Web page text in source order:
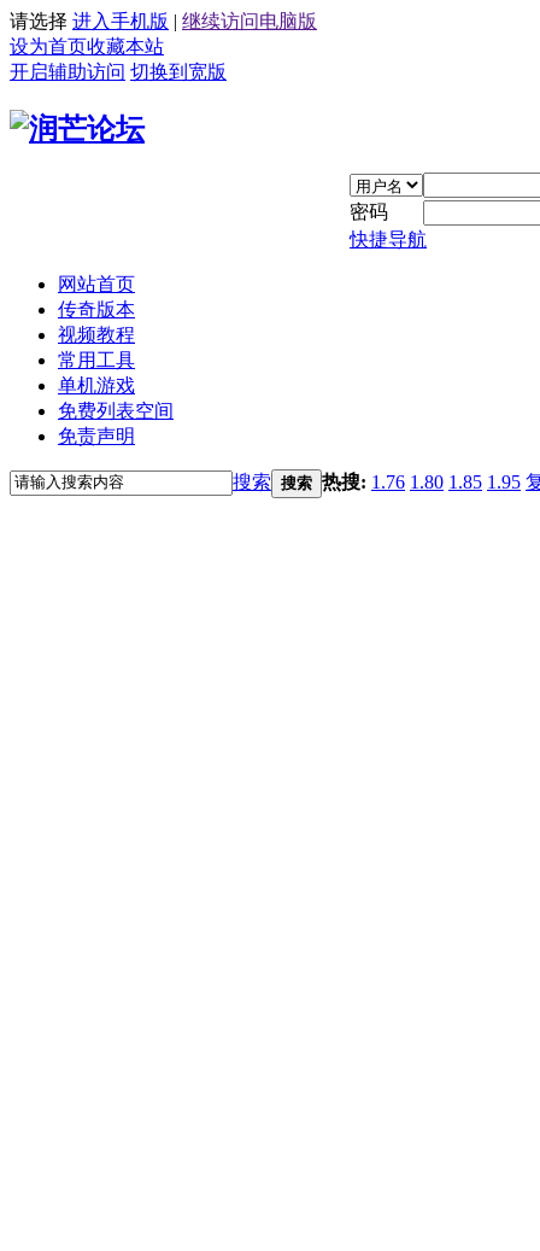
请选择 进入手机版 | 继续访问电脑版
设为首页收藏本站
开启辅助访问 切换到宽版
密码
快捷导航
网站首页
传奇版本
视频教程
常用工具
单机游戏
免费列表空间
免责声明
搜索 搜索 热搜: 1.76 1.80 1.85 1.95